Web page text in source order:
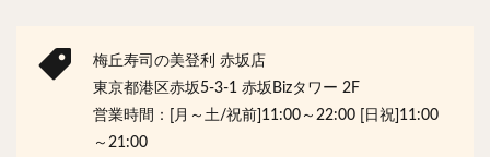
梅丘寿司の美登利 赤坂店
東京都港区赤坂5-3-1 赤坂Bizタワー 2F
営業時間：[月～土/祝前]11:00～22:00 [日祝]11:00
～21:00